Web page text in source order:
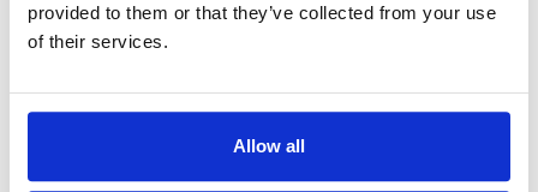
provided to them or that they’ve collected from your use
of their services.
Allow all
通 0044810 口座名： アンスロピックステクノロ
ジー （振込手数料はご本人様負担となります）
戻る